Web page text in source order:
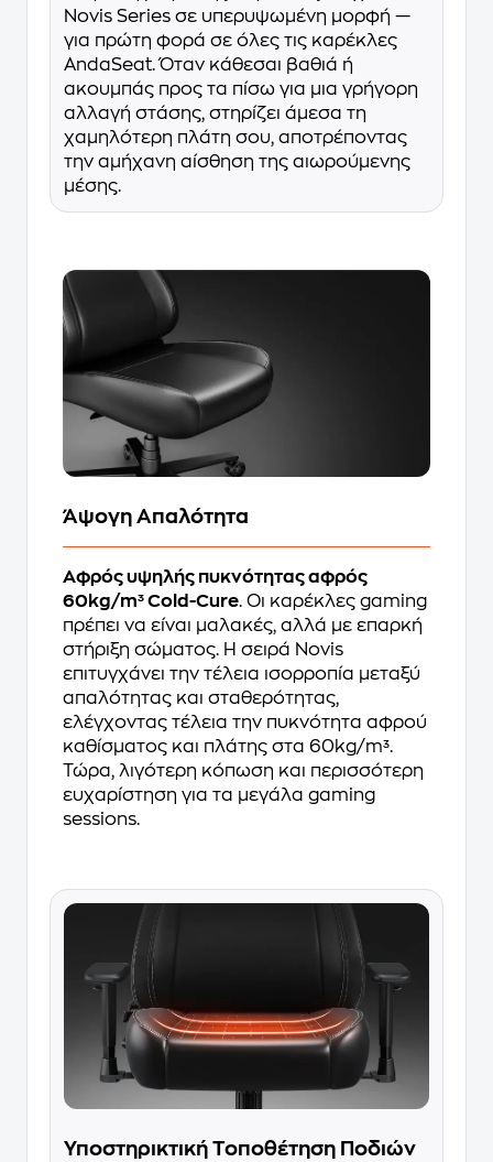
Novis Series σε υπερυψωμένη μορφή —
για πρώτη φορά σε όλες τις καρέκλες
AndaSeat. Όταν κάθεσαι βαθιά ή
ακουμπάς προς τα πίσω για μια γρήγορη
αλλαγή στάσης, στηρίζει άμεσα τη
χαμηλότερη πλάτη σου, αποτρέποντας
την αμήχανη αίσθηση της αιωρούμενης
μέσης.
Άψογη Απαλότητα
Αφρός υψηλής πυκνότητας αφρός
60kg/m³ Cold-Cure. Οι καρέκλες gaming
πρέπει να είναι μαλακές, αλλά με επαρκή
στήριξη σώματος. Η σειρά Novis
επιτυγχάνει την τέλεια ισορροπία μεταξύ
απαλότητας και σταθερότητας,
ελέγχοντας τέλεια την πυκνότητα αφρού
καθίσματος και πλάτης στα 60kg/m³.
Τώρα, λιγότερη κόπωση και περισσότερη
ευχαρίστηση για τα μεγάλα gaming
sessions.
Υποστηρικτική Τοποθέτηση Ποδιών